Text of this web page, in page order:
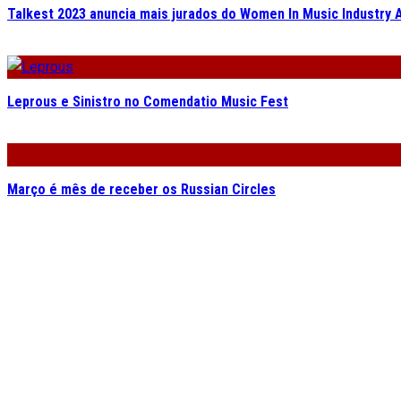
Talkest 2023 anuncia mais jurados do Women In Music Industry
Leprous e Sinistro no Comendatio Music Fest
Março é mês de receber os Russian Circles